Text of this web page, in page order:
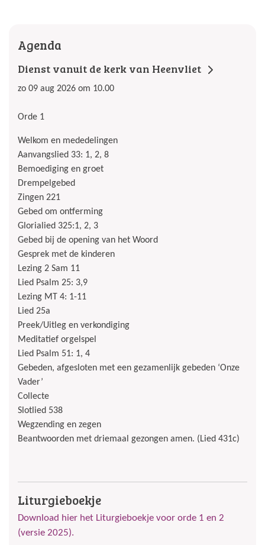
Agenda
Dienst vanuit de kerk van Heenvliet
zo 09 aug 2026 om 10.00
Orde 1
Welkom en mededelingen
Aanvangslied 33: 1, 2, 8
Bemoediging en groet
Drempelgebed
Zingen 221
Gebed om ontferming
Glorialied 325:1, 2, 3
Gebed bij de opening van het Woord
Gesprek met de kinderen
Lezing 2 Sam 11
Lied Psalm 25: 3,9
Lezing MT 4: 1-11
Lied 25a
Preek/Uitleg en verkondiging
Meditatief orgelspel
Lied Psalm 51: 1, 4
Gebeden, afgesloten met een gezamenlijk gebeden ‘Onze
Vader’
Collecte
Slotlied 538
Wegzending en zegen
Beantwoorden met driemaal gezongen amen. (Lied 431c)
Liturgieboekje
Download hier het Liturgieboekje voor orde 1 en 2
(versie 2025).